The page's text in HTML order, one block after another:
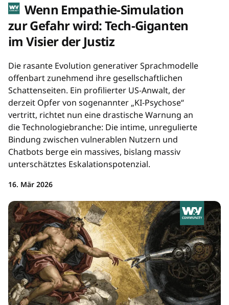
Wenn Empathie-Simulation
zur Gefahr wird: Tech-Giganten
im Visier der Justiz
Die rasante Evolution generativer Sprachmodelle
offenbart zunehmend ihre gesellschaftlichen
Schattenseiten. Ein profilierter US-Anwalt, der
derzeit Opfer von sogenannter „KI-Psychose“
vertritt, richtet nun eine drastische Warnung an
die Technologiebranche: Die intime, unregulierte
Bindung zwischen vulnerablen Nutzern und
Chatbots berge ein massives, bislang massiv
unterschätztes Eskalationspotenzial.
16. Mär 2026